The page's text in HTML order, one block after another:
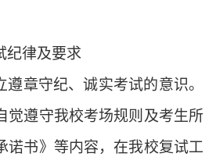
纪律及要求
遵章守纪、诚实考试的意识。
觉遵守我校考场规则及考生所
诺书》等内容，在我校复试工